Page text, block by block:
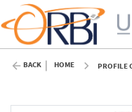
BACK HOME PROFILE